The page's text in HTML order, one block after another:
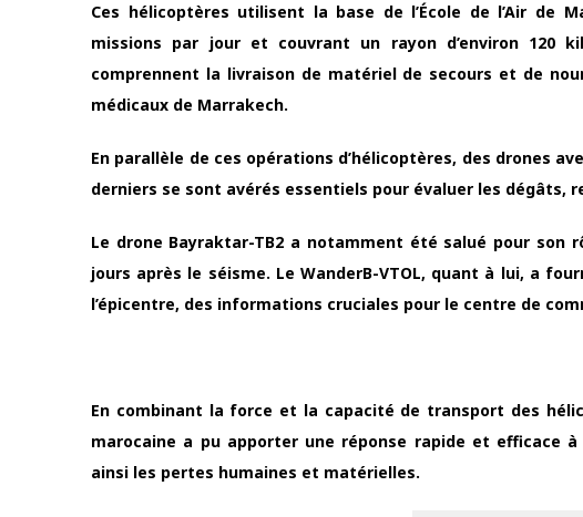
Ces hélicoptères utilisent la base de l’École de l’Air
missions par jour et couvrant un rayon d’environ 120
comprennent la livraison de matériel de secours et de
médicaux de Marrakech.
En parallèle de ces opérations d’hélicoptères, des drones
derniers se sont avérés essentiels pour évaluer les dégâts,
Le drone Bayraktar-TB2 a notamment été salué pour son
jours après le séisme. Le WanderB-VTOL, quant à lui, a
l’épicentre, des informations cruciales pour le centre de
En combinant la force et la capacité de transport des
marocaine a pu apporter une réponse rapide et efficace
ainsi les pertes humaines et matérielles.